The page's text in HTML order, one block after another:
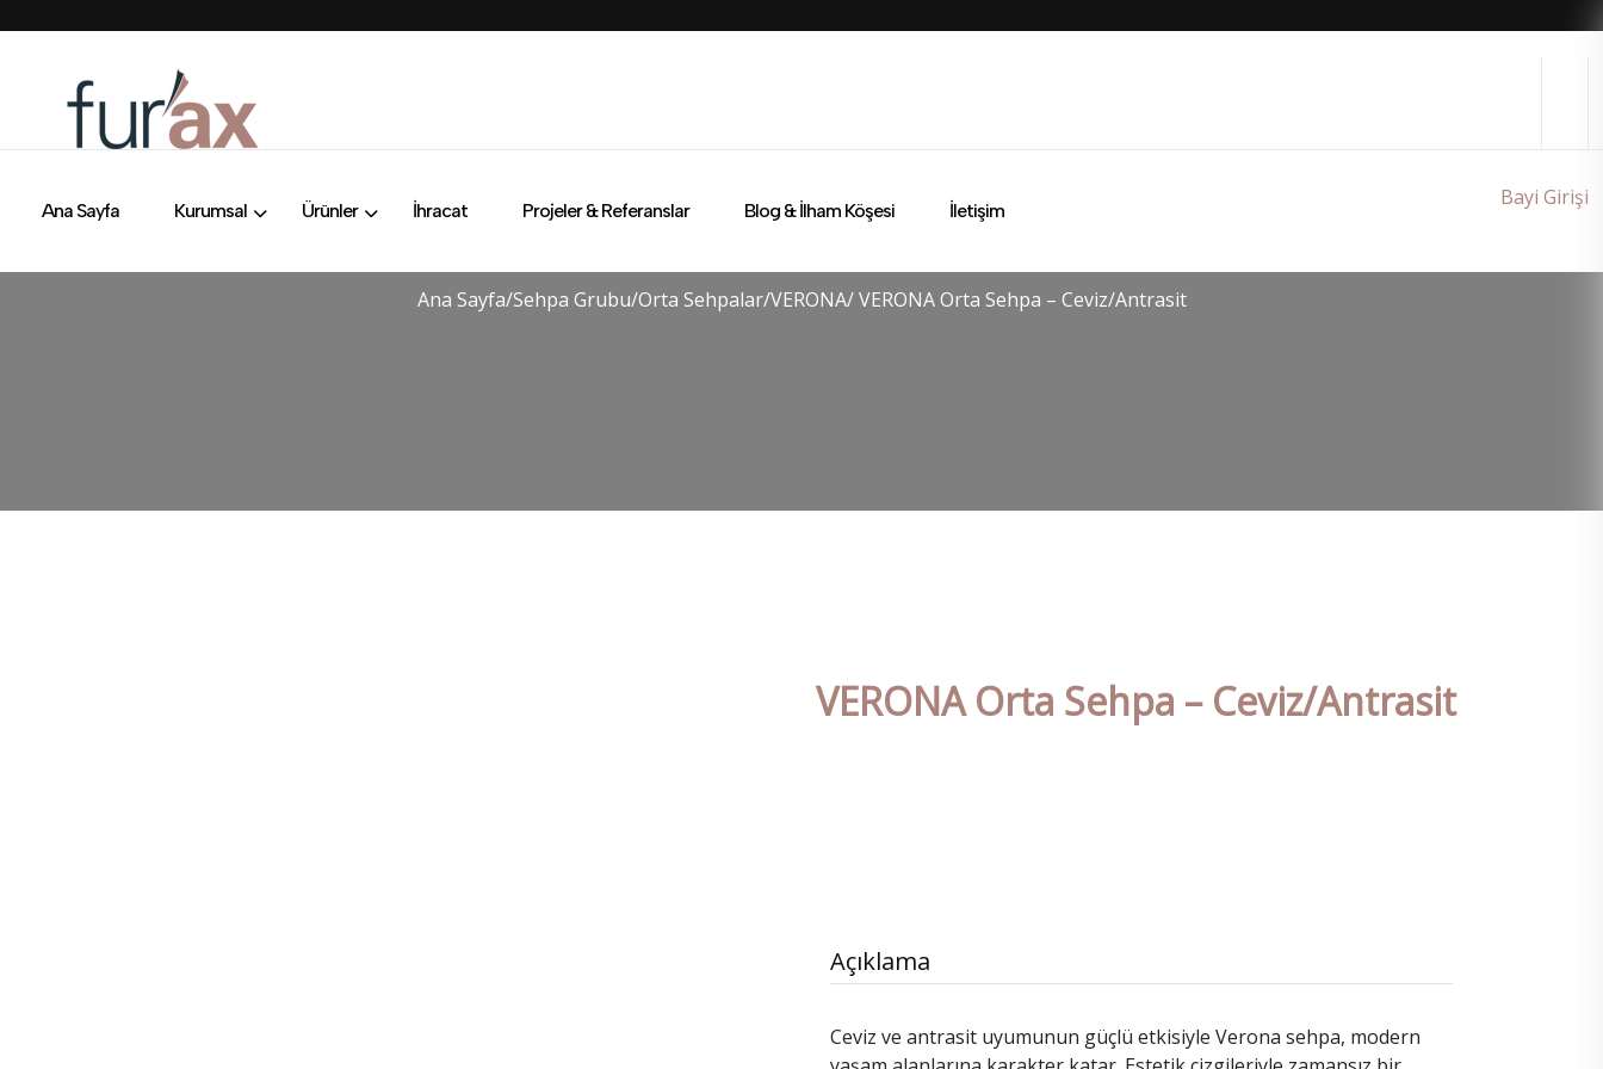
Ana Sayfa Kurumsal Ürünler İhracat Projeler & Referanslar Blog & İlham Köşesi İletişim
Bayi Girişi
Ana Sayfa/Sehpa Grubu/Orta Sehpalar/VERONA/ VERONA Orta Sehpa – Ceviz/Antrasit
VERONA Orta Sehpa – Ceviz/Antrasit
Açıklama
Ceviz ve antrasit uyumunun güçlü etkisiyle Verona sehpa, modern